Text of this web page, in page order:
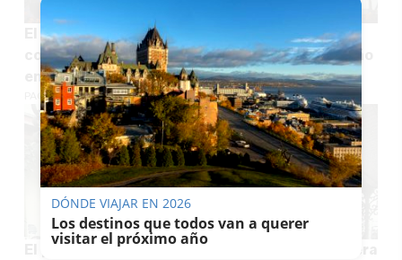
El Ayuntamiento de Jerez saca a concurso un
contrato de más de medio millón de euros al año
en luces de Navidad
PACO SÁNCHEZ MÚGICA
El patrimonio urbano histórico de Jerez recupera
DÓNDE VIAJAR EN 2026
Los destinos que todos van a querer
visitar el próximo año